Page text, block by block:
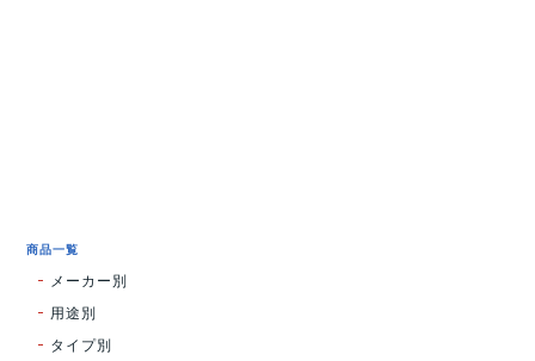
商品一覧
メーカー別
用途別
タイプ別